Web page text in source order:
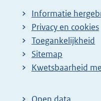
Informatie
Privacy en cookies
Toegankelijkheid
Sitemap
E
t
Kwetsbaarheid